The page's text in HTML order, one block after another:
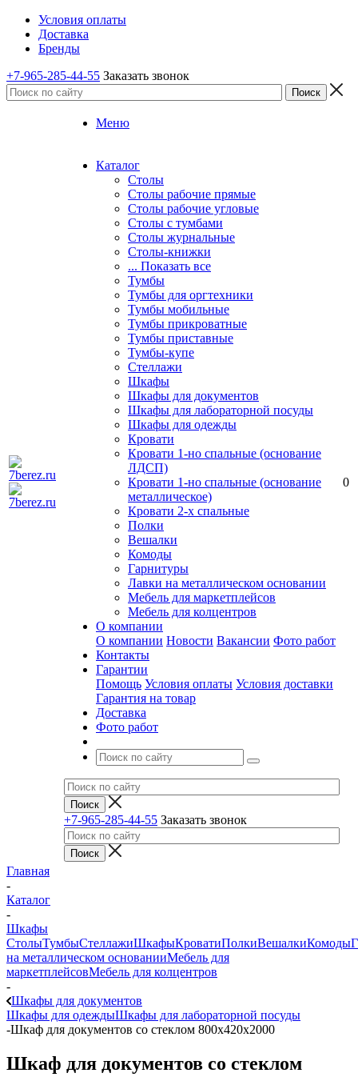
Условия оплаты
Доставка
Бренды
+7-965-285-44-55 Заказать звонок
Меню
Каталог
Столы
Столы рабочие прямые
Столы рабочие угловые
Столы с тумбами
Столы журнальные
Столы-книжки
... Показать все
Тумбы
Тумбы для оргтехники
Тумбы мобильные
Тумбы прикроватные
Тумбы приставные
Тумбы-купе
Стеллажи
Шкафы
Шкафы для документов
Шкафы для лабораторной посуды
Шкафы для одежды
Кровати
Кровати 1-но спальные (основание
ЛДСП)
Кровати 1-но спальные (основание
металлическое)
Кровати 2-х спальные
Полки
Вешалки
Комоды
Гарнитуры
Лавки на металлическом основании
Мебель для маркетплейсов
Мебель для колцентров
О компании
О компании Новости Вакансии Фото работ
Контакты
Гарантии
Помощь Условия оплаты Условия доставки
Гарантия на товар
Доставка
Фото работ
+7-965-285-44-55 Заказать звонок
0
Главная
-
Каталог
-
Шкафы
СтолыТумбыСтеллажиШкафыКроватиПолкиВешалкиКомоды
на металлическом основанииМебель для
маркетплейсовМебель для колцентров
-
Шкафы для документов
Шкафы для одеждыШкафы для лабораторной посуды
-Шкаф для документов со стеклом 800х420х2000
Шкаф для документов со стеклом